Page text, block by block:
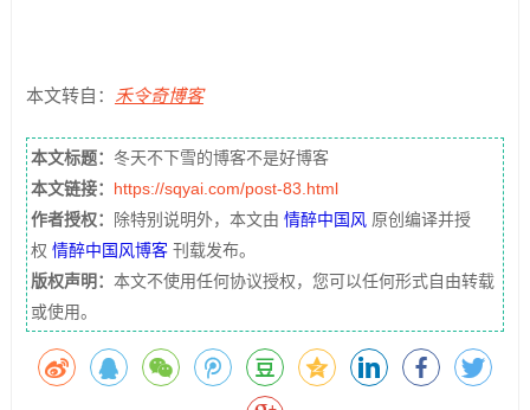
本文转自： 禾令奇博客
本文标题： 冬天不下雪的博客不是好博客
本文链接： https://sqyai.com/post-83.html
作者授权：
除特别说明外，本文由 情醉中国风 原创编译并授
权 情醉中国风博客刊载发布。
版权声明： 本文不使用任何协议授权，您可以任何形式自由转载
或使用。